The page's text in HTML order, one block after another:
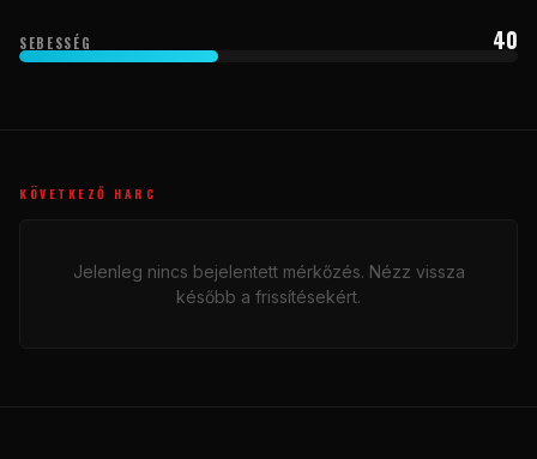
SEBESSÉG 40
KÖVETKEZŐ HARC
Jelenleg nincs bejelentett mérkőzés. Nézz vissza
később a frissítésekért.